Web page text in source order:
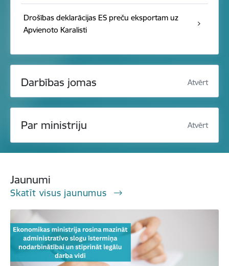
Drošības deklarācijas ES preču eksportam uz
Apvienoto Karalisti
Darbības jomas Atvērt
Par ministriju Atvērt
Jaunumi
Skatīt visus jaunumus